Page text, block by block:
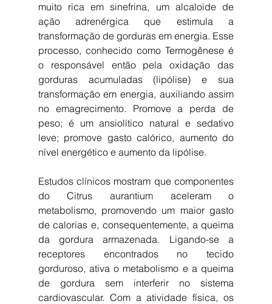
muito rica em sinefrina, um alcaloide de
ação adrenérgica que estimula a
transformação de gorduras em energia. Esse
processo, conhecido como Termogênese é
o responsável então pela oxidação das
gorduras acumuladas (lipólise) e sua
transformação em energia, auxiliando assim
no emagrecimento. Promove a perda de
peso; é um ansiolítico natural e sedativo
leve; promove gasto calórico, aumento do
nível energético e aumento da lipólise.
Estudos clínicos mostram que componentes
do Citrus aurantium aceleram o
metabolismo, promovendo um maior gasto
de calorias e, consequentemente, a queima
da gordura armazenada. Ligando-se a
receptores encontrados no tecido
gorduroso, ativa o metabolismo e a queima
de gordura sem interferir no sistema
cardiovascular. Com a atividade física, os